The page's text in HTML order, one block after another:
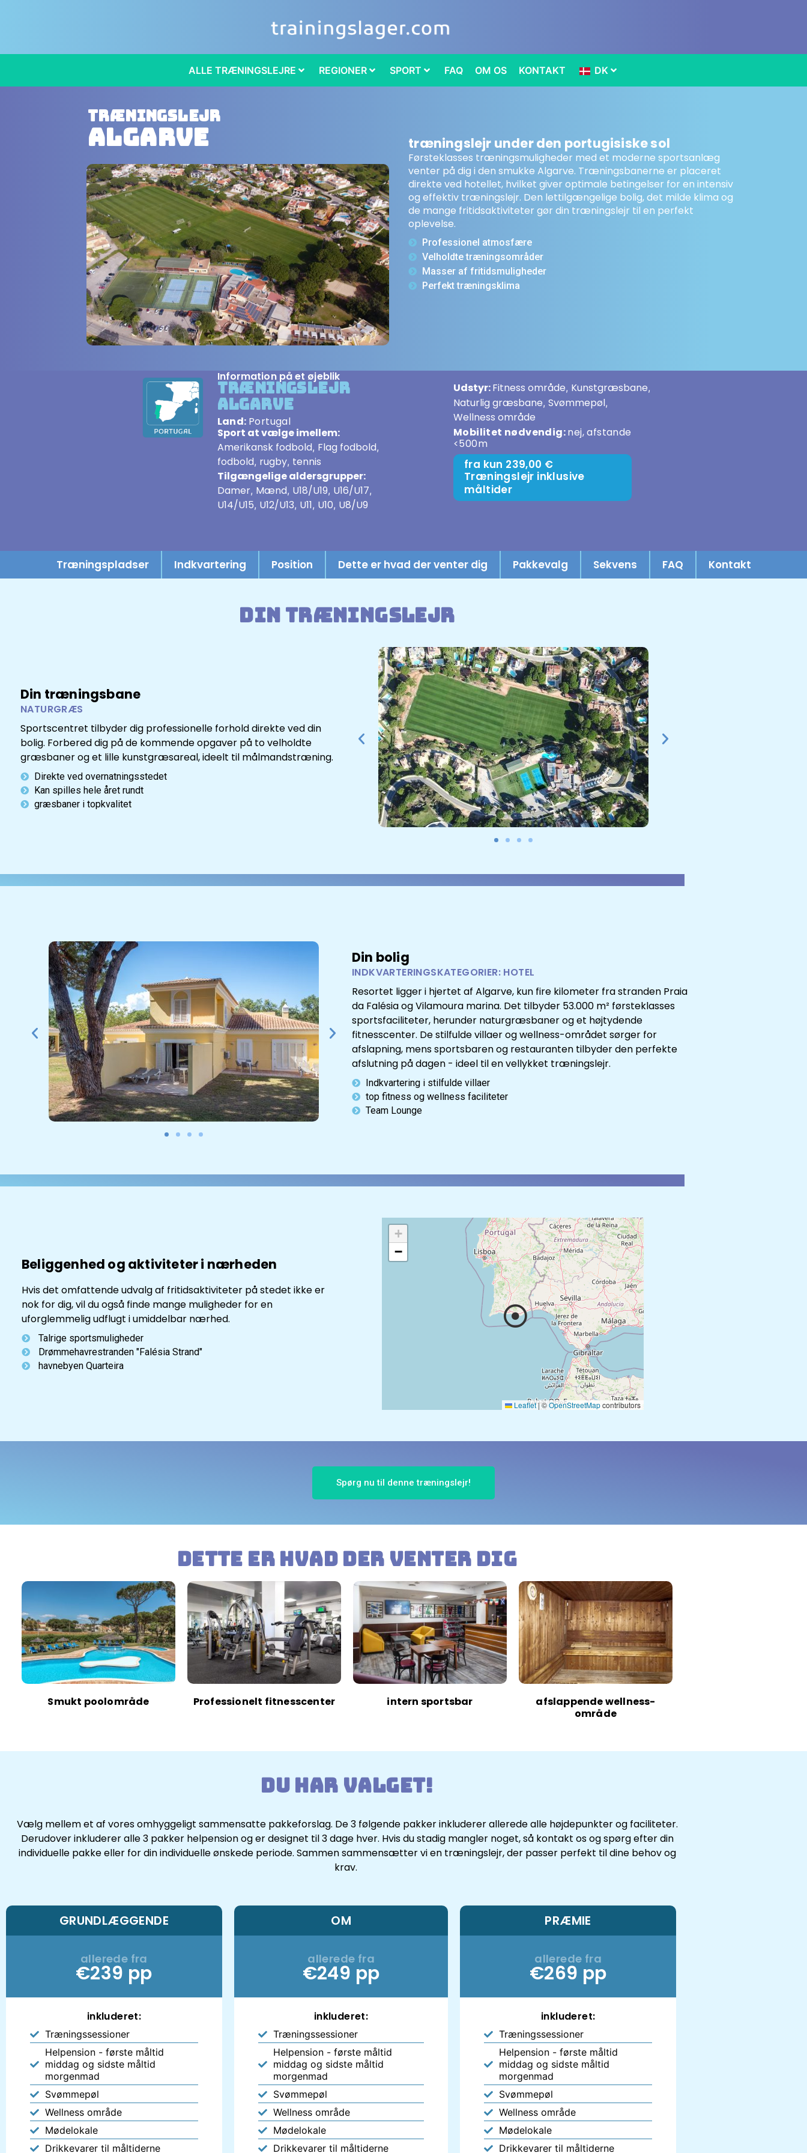
ALLE TRÆNINGSLEJRE REGIONER SPORT FAQ OM OS KONTAKT DK
Træningslejr
Algarve træningslejr under den portugisiske sol
Førsteklasses træningsmuligheder med et moderne sportsanlæg
venter på dig i den smukke Algarve. Træningsbanerne er placeret
direkte ved hotellet, hvilket giver optimale betingelser for en intensiv
og effektiv træningslejr. Den lettilgængelige bolig, det milde klima og
de mange fritidsaktiviteter gør din træningslejr til en perfekt
oplevelse.
Professionel atmosfære
Velholdte træningsområder
Masser af fritidsmuligheder
Perfekt træningsklima
Information på et øjeblik
Træningslejr
Algarve
Land: Portugal
Sport at vælge imellem:
Amerikansk fodbold, Flag fodbold,
fodbold, rugby, tennis
Tilgængelige aldersgrupper:
Damer, Mænd, U18/U19, U16/U17,
U14/U15, U12/U13, U11, U10, U8/U9
Udstyr:Fitness område, Kunstgræsbane,
Naturlig græsbane, Svømmepøl,
Wellness område
Mobilitet nødvendig:nej, afstande
<500m
fra kun 239,00 €
Træningslejr inklusive
måltider
Træningspladser Indkvartering Position Dette er hvad der venter dig Pakkevalg Sekvens FAQ Kontakt
Din træningslejr
Din træningsbane
NATURGRÆS
Sportscentret tilbyder dig professionelle forhold direkte ved din
bolig. Forbered dig på de kommende opgaver på to velholdte
græsbaner og et lille kunstgræsareal, ideelt til målmandstræning.
Direkte ved overnatningsstedet
Kan spilles hele året rundt
græsbaner i topkvalitet
Din bolig
INDKVARTERINGSKATEGORIER: HOTEL
Resortet ligger i hjertet af Algarve, kun fire kilometer fra stranden Praia
da Falésia og Vilamoura marina. Det tilbyder 53.000 m² førsteklasses
sportsfaciliteter, herunder naturgræsbaner og et højtydende
fitnesscenter. De stilfulde villaer og wellness-området sørger for
afslapning, mens sportsbaren og restauranten tilbyder den perfekte
afslutning på dagen - ideel til en vellykket træningslejr.
Indkvartering i stilfulde villaer
top fitness og wellness faciliteter
Team Lounge
Beliggenhed og aktiviteter i nærheden
Hvis det omfattende udvalg af fritidsaktiviteter på stedet ikke er
nok for dig, vil du også finde mange muligheder for en
uforglemmelig udflugt i umiddelbar nærhed.
Talrige sportsmuligheder
Drømmehavrestranden "Falésia Strand"
havnebyen Quarteira
+
−
Leaflet|©OpenStreetMapcontributors
Spørg nu til denne træningslejr!
Dette er hvad der venter dig
Smukt poolområde Professionelt fitnesscenter intern sportsbar
afslappende wellness-
område
Du har valget!
Vælg mellem et af vores omhyggeligt sammensatte pakkeforslag. De 3 følgende pakker inkluderer allerede alle højdepunkter og faciliteter.
Derudover inkluderer alle 3 pakker helpension og er designet til 3 dage hver. Hvis du stadig mangler noget, så kontakt os og spørg efter din
individuelle pakke eller for din individuelle ønskede periode. Sammen sammensætter vi en træningslejr, der passer perfekt til dine behov og
krav.
GRUNDLÆGGENDE
allerede fra
€239 pp
inkluderet:
Træningssessioner
Helpension - første måltid
middag og sidste måltid
morgenmad
Svømmepøl
Wellness område
Mødelokale
Drikkevarer til måltiderne
OM
allerede fra
€249 pp
inkluderet:
Træningssessioner
Helpension - første måltid
middag og sidste måltid
morgenmad
Svømmepøl
Wellness område
Mødelokale
Drikkevarer til måltiderne
PRÆMIE
allerede fra
€269 pp
inkluderet:
Træningssessioner
Helpension - første måltid
middag og sidste måltid
morgenmad
Svømmepøl
Wellness område
Mødelokale
Drikkevarer til måltiderne